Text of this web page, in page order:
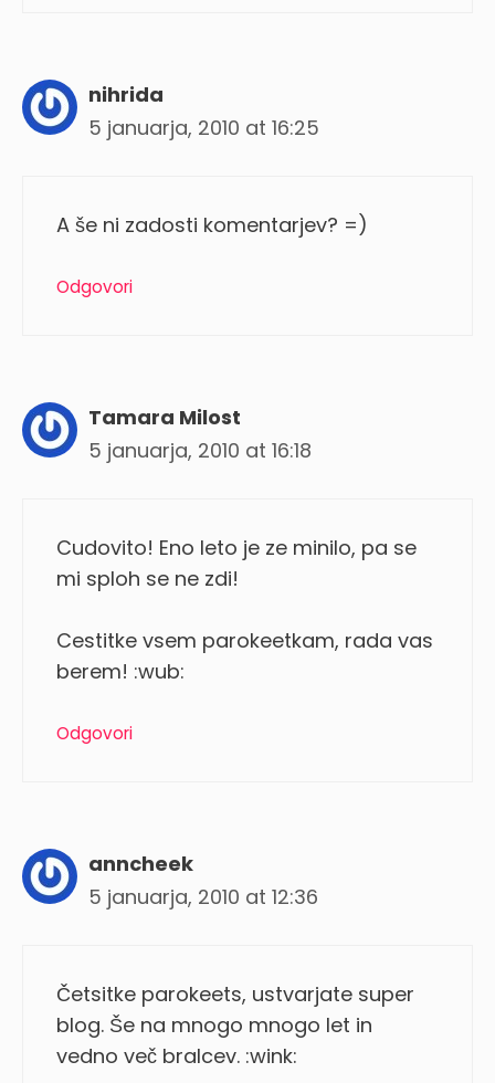
nihrida
5 januarja, 2010 at 16:25
A še ni zadosti komentarjev? =)
Odgovori
Tamara Milost
5 januarja, 2010 at 16:18
Cudovito! Eno leto je ze minilo, pa se
mi sploh se ne zdi!
Cestitke vsem parokeetkam, rada vas
berem! :wub:
Odgovori
anncheek
5 januarja, 2010 at 12:36
Četsitke parokeets, ustvarjate super
blog. Še na mnogo mnogo let in
vedno več bralcev. :wink: